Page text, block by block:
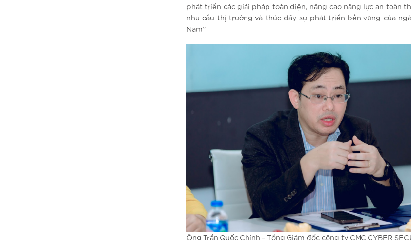
phát triển các giải pháp toàn diện, nâng cao năng lực an toàn
nhu cầu thị trường và thúc đẩy sự phát triển bền vững của
Nam”
Ông Trần Quốc Chính – Tổng Giám đốc công ty CMC CYBER